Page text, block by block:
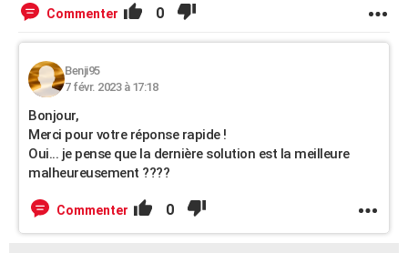
Commenter 0
Benji95
7 févr. 2023 à 17:18
Bonjour,
Merci pour votre réponse rapide !
Oui... je pense que la dernière solution est la meilleure
malheureusement ????
Commenter 0